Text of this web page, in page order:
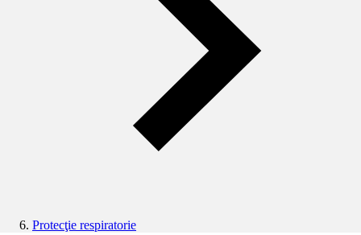
Protecţie respiratorie